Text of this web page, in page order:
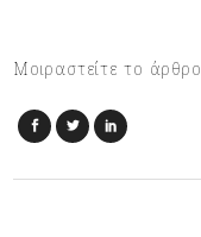
Μοιραστείτε το άρθρο